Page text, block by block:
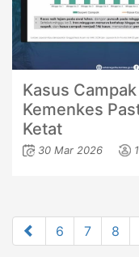
Kasus
Kemenkes
Ketat
30 Mar 2026
6 7 8